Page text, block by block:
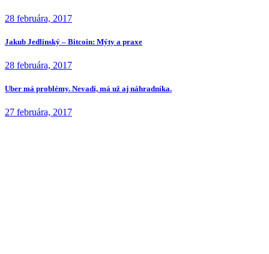
28 februára, 2017
Jakub Jedlinský – Bitcoin: Mýty a praxe
28 februára, 2017
Uber má problémy. Nevadí, má už aj náhradníka.
27 februára, 2017